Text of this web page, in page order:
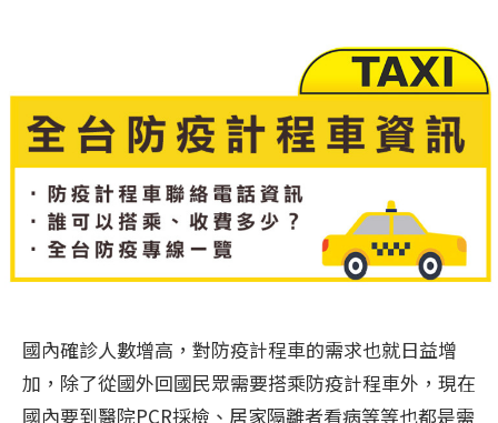
國內確診人數增高，對防疫計程車的需求也就日益增
加，除了從國外回國民眾需要搭乘防疫計程車外，現在
國內要到醫院PCR採檢、居家隔離者看病等等也都是需